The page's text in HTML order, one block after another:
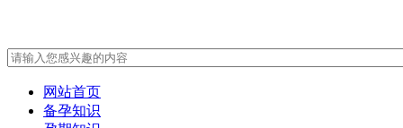
网站首页
备孕知识